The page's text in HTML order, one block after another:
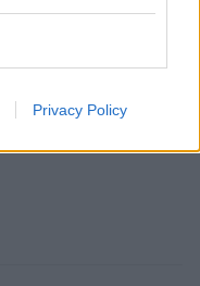
Privacy Policy